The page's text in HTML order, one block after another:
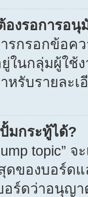
งรอการอนุ
รกรอกข้อค
ในกลุ่มผู้ใช้
รับรายละเ
มกระทู้ได้?
topic”
ของบอร์ด
อร์ดว่าอนุญ